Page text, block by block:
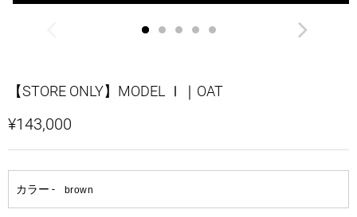
【STORE ONLY】MODEL Ⅰ｜OAT
¥143,000